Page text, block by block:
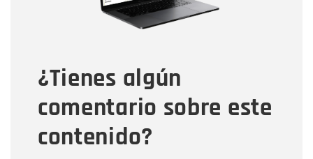
¿Tienes algún
comentario sobre este
contenido?
Tipo de comentario
Mensaje